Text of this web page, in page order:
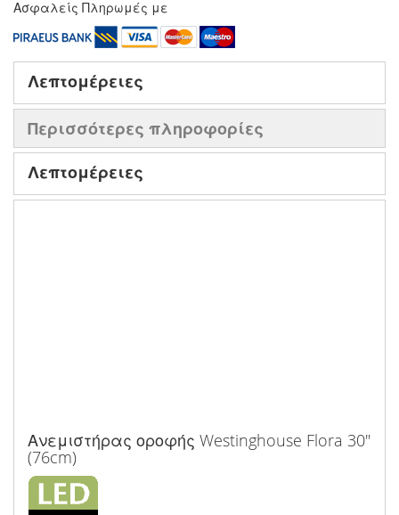
Ασφαλείς Πληρωμές με
Λεπτομέρειες
Περισσότερες πληροφορίες
Λεπτομέρειες
Ανεμιστήρας οροφής Westinghouse Flora 30"
(76cm)